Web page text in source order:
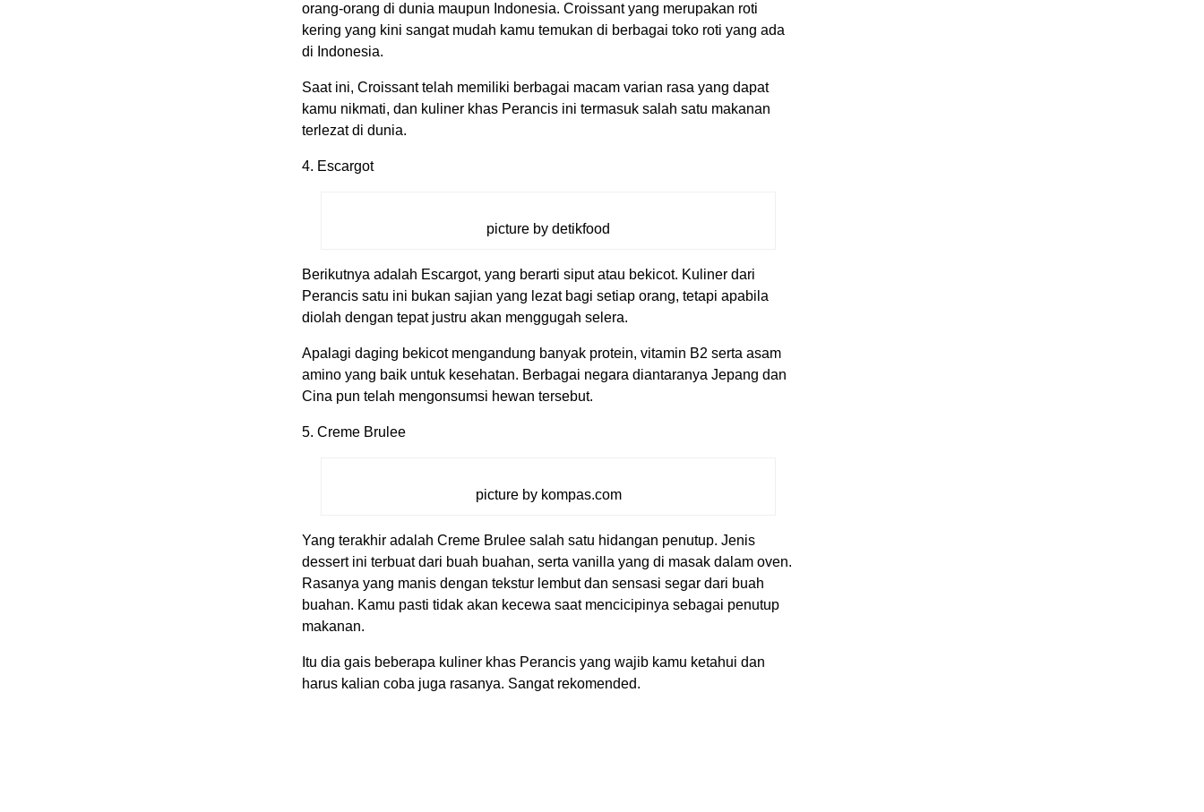
orang-orang di dunia maupun Indonesia. Croissant yang merupakan roti
kering yang kini sangat mudah kamu temukan di berbagai toko roti yang ada
di Indonesia.
Saat ini, Croissant telah memiliki berbagai macam varian rasa yang dapat
kamu nikmati, dan kuliner khas Perancis ini termasuk salah satu makanan
terlezat di dunia.
4. Escargot
picture by detikfood
Berikutnya adalah Escargot, yang berarti siput atau bekicot. Kuliner dari
Perancis satu ini bukan sajian yang lezat bagi setiap orang, tetapi apabila
diolah dengan tepat justru akan menggugah selera.
Apalagi daging bekicot mengandung banyak protein, vitamin B2 serta asam
amino yang baik untuk kesehatan. Berbagai negara diantaranya Jepang dan
Cina pun telah mengonsumsi hewan tersebut.
5. Creme Brulee
picture by kompas.com
Yang terakhir adalah Creme Brulee salah satu hidangan penutup. Jenis
dessert ini terbuat dari buah buahan, serta vanilla yang di masak dalam oven.
Rasanya yang manis dengan tekstur lembut dan sensasi segar dari buah
buahan. Kamu pasti tidak akan kecewa saat mencicipinya sebagai penutup
makanan.
Itu dia gais beberapa kuliner khas Perancis yang wajib kamu ketahui dan
harus kalian coba juga rasanya. Sangat rekomended.